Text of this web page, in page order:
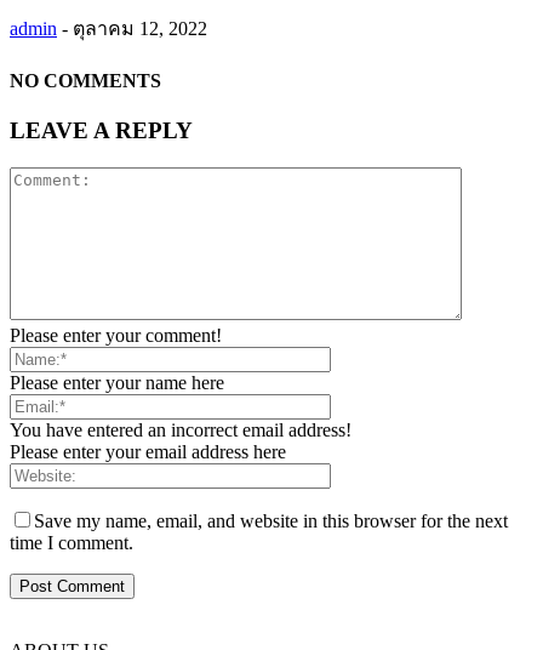
admin - ตุลาคม 12, 2022
NO COMMENTS
LEAVE A REPLY
Please enter your comment!
Please enter your name here
You have entered an incorrect email address!
Please enter your email address here
Save my name, email, and website in this browser for the next
time I comment.